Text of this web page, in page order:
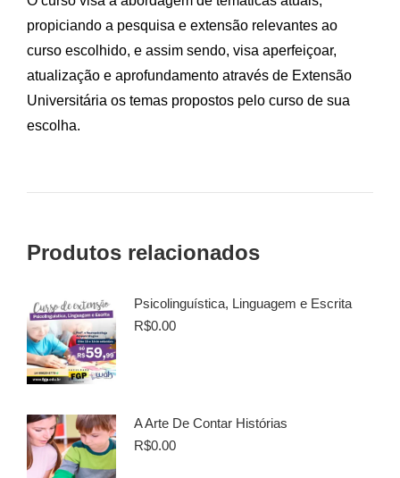
propiciando a pesquisa e extensão relevantes ao
curso escolhido, e assim sendo, visa aperfeiçoar,
atualização e aprofundamento através de Extensão
Universitária os temas propostos pelo curso de sua
escolha.
Produtos relacionados
Psicolinguística, Linguagem e Escrita
R$0.00
A Arte De Contar Histórias
R$0.00